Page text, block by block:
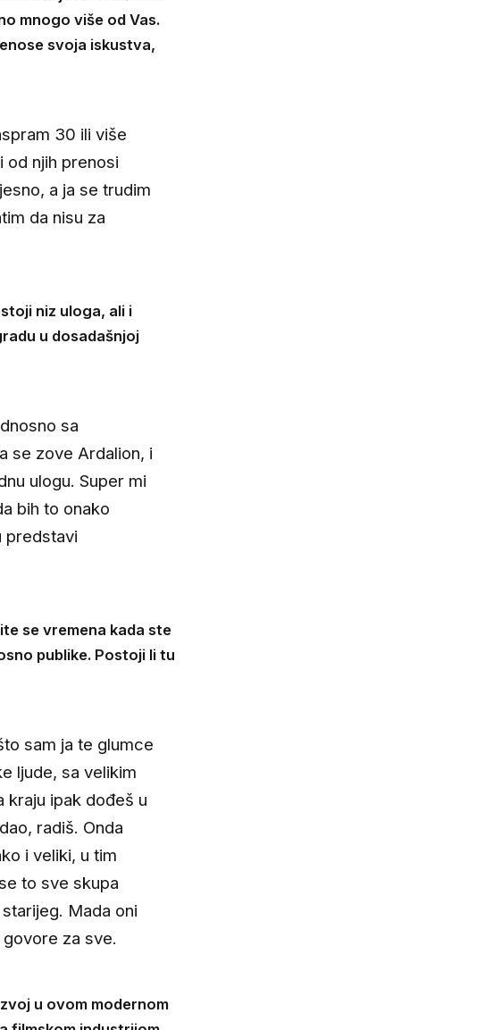
mnogo više od Vas.
svoja iskustva,
30 ili više
od njih prenosi
a ja se trudim
da nisu za
niz uloga, ali i
u dosadašnjoj
sa
se zove Ardalion, i
ulogu. Super mi
bih to onako
predstavi
se vremena kada ste
publike. Postoji li tu
sam ja te glumce
ljude, sa velikim
kraju ipak dođeš u
radiš. Onda
i veliki, u tim
to sve skupa
Mada oni
za sve.
u ovom modernom